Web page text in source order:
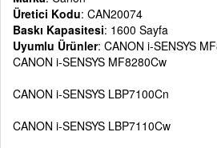
Üretici Kodu: CAN20074
Baskı Kapasitesi: 1600 Sayfa
Uyumlu Ürünler: CANON i-SENSYS
CANON i-SENSYS MF8280Cw
CANON i-SENSYS LBP7100Cn
CANON i-SENSYS LBP7110Cw